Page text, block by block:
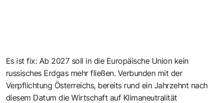
Es ist fix: Ab 2027 soll in die Europäische Union kein
russisches Erdgas mehr fließen. Verbunden mit der
Verpflichtung Österreichs, bereits rund ein Jahrzehnt nach
diesem Datum die Wirtschaft auf Klimaneutralität